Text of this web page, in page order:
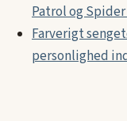
Patrol og Spider
Farverigt
personlighed